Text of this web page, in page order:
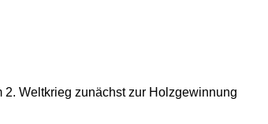
Weltkrieg zunächst zur Holzgewinnung